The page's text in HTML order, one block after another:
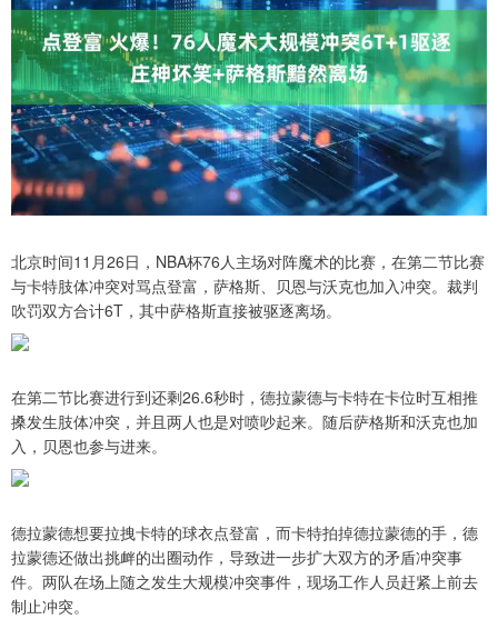
北京时间11月26日，NBA杯76人主场对阵魔术的比赛，在第二节比赛
与卡特肢体冲突对骂点登富，萨格斯、贝恩与沃克也加入冲突。裁判
吹罚双方合计6T，其中萨格斯直接被驱逐离场。
在第二节比赛进行到还剩26.6秒时，德拉蒙德与卡特在卡位时互相推
搡发生肢体冲突，并且两人也是对喷吵起来。随后萨格斯和沃克也加
入，贝恩也参与进来。
德拉蒙德想要拉拽卡特的球衣点登富，而卡特拍掉德拉蒙德的手，德
拉蒙德还做出挑衅的出圈动作，导致进一步扩大双方的矛盾冲突事
件。两队在场上随之发生大规模冲突事件，现场工作人员赶紧上前去
制止冲突。